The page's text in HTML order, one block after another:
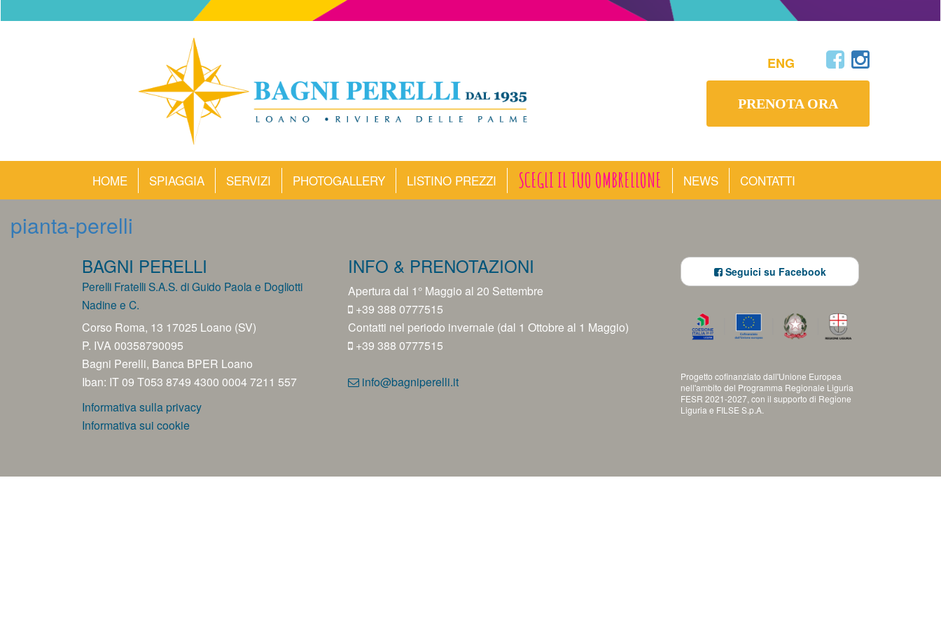
ENG
PRENOTA ORA
HOME SPIAGGIA SERVIZI PHOTOGALLERY LISTINO PREZZI SCEGLI IL TUO OMBRELLONE NEWS CONTATTI
pianta-perelli
BAGNI PERELLI
Perelli Fratelli S.A.S. di Guido Paola e Dogliotti
Nadine e C.
Corso Roma, 13 17025 Loano (SV)
P. IVA 00358790095
Bagni Perelli, Banca BPER Loano
Iban: IT 09 T053 8749 4300 0004 7211 557
Informativa sulla privacy
Informativa sui cookie
INFO & PRENOTAZIONI
Apertura dal 1° Maggio al 20 Settembre
+39 388 0777515
Contatti nel periodo invernale (dal 1 Ottobre al 1 Maggio)
+39 388 0777515
info@bagniperelli.it
Seguici su Facebook
Progetto cofinanziato dall'Unione Europea
nell'ambito del Programma Regionale Liguria
FESR 2021-2027, con il supporto di Regione
Liguria e FILSE S.p.A.